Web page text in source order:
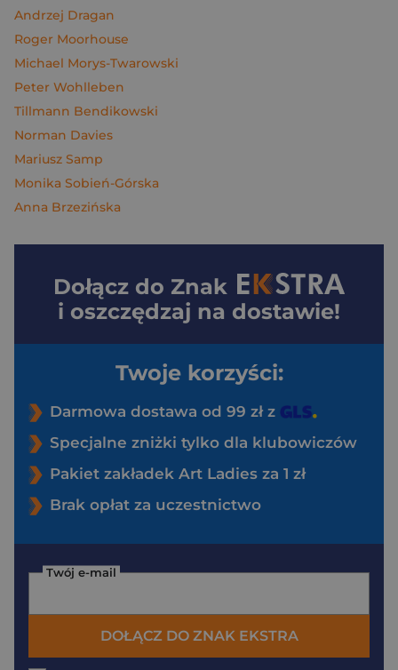
Andrzej Dragan
Roger Moorhouse
Michael Morys-Twarowski
Peter Wohlleben
Tillmann Bendikowski
Norman Davies
Mariusz Samp
Monika Sobień-Górska
Anna Brzezińska
Dołącz do Znak
i oszczędzaj na dostawie!
Twoje korzyści:
Darmowa dostawa od 99 zł z
Specjalne zniżki tylko dla klubowiczów
Pakiet zakładek Art Ladies za 1 zł
Brak opłat za uczestnictwo
Twój e-mail
DOŁĄCZ DO ZNAK EKSTRA